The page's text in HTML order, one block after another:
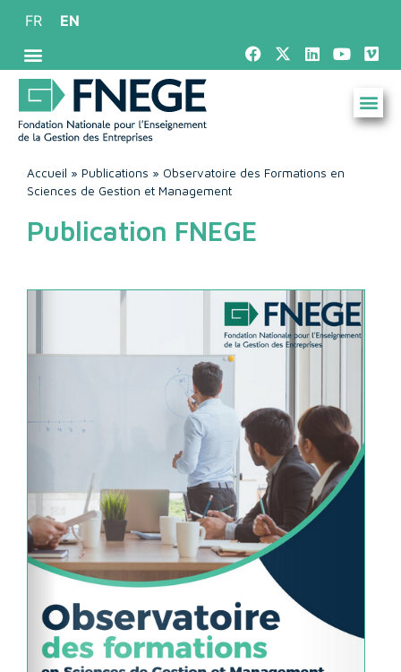
FR EN
Accueil » Publications » Observatoire des Formations en
Sciences de Gestion et Management
Publication FNEGE